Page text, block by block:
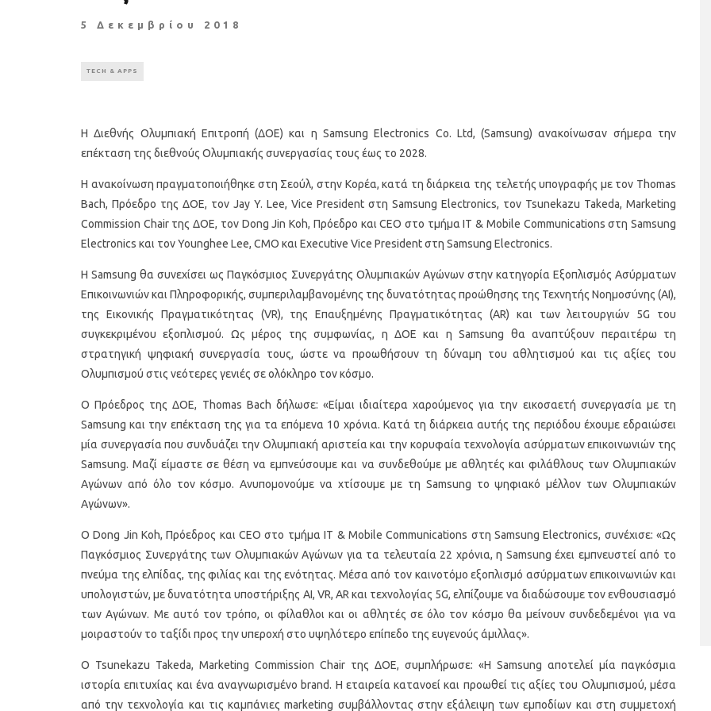
5 Δεκεμβρίου 2018
TECH & APPS
Η Διεθνής Ολυμπιακή Επιτροπή (ΔΟΕ) και η Samsung Electronics Co. Ltd, (Samsung) ανακοίνωσαν σήμερα την
επέκταση της διεθνούς Ολυμπιακής συνεργασίας τους έως το 2028.
Η ανακοίνωση πραγματοποιήθηκε στη Σεούλ, στην Κορέα, κατά τη διάρκεια της τελετής υπογραφής με τον Thomas
Bach, Πρόεδρο της ΔΟΕ, τον Jay Y. Lee, Vice President στη Samsung Electronics, τον Tsunekazu Takeda, Marketing
Commission Chair της ΔΟΕ, τον Dong Jin Koh, Πρόεδρο και CEO στο τμήμα IT & Mobile Communications στη Samsung
Electronics και τον Younghee Lee, CMO και Executive Vice President στη Samsung Electronics.
Η Samsung θα συνεχίσει ως Παγκόσμιος Συνεργάτης Ολυμπιακών Αγώνων στην κατηγορία Εξοπλισμός Ασύρματων
Επικοινωνιών και Πληροφορικής, συμπεριλαμβανομένης της δυνατότητας προώθησης της Τεχνητής Νοημοσύνης (AI),
της Εικονικής Πραγματικότητας (VR), της Επαυξημένης Πραγματικότητας (AR) και των λειτουργιών 5G του
συγκεκριμένου εξοπλισμού. Ως μέρος της συμφωνίας, η ΔΟΕ και η Samsung θα αναπτύξουν περαιτέρω τη
στρατηγική ψηφιακή συνεργασία τους, ώστε να προωθήσουν τη δύναμη του αθλητισμού και τις αξίες του
Ολυμπισμού στις νεότερες γενιές σε ολόκληρο τον κόσμο.
Ο Πρόεδρος της ΔΟΕ, Thomas Bach δήλωσε: «Είμαι ιδιαίτερα χαρούμενος για την εικοσαετή συνεργασία με τη
Samsung και την επέκταση της για τα επόμενα 10 χρόνια. Κατά τη διάρκεια αυτής της περιόδου έχουμε εδραιώσει
μία συνεργασία που συνδυάζει την Ολυμπιακή αριστεία και την κορυφαία τεχνολογία ασύρματων επικοινωνιών της
Samsung. Μαζί είμαστε σε θέση να εμπνεύσουμε και να συνδεθούμε με αθλητές και φιλάθλους των Ολυμπιακών
Αγώνων από όλο τον κόσμο. Ανυπομονούμε να χτίσουμε με τη Samsung το ψηφιακό μέλλον των Ολυμπιακών
Αγώνων».
Ο Dong Jin Koh, Πρόεδρος και CEO στο τμήμα IT & Mobile Communications στη Samsung Electronics, συνέχισε: «Ως
Παγκόσμιος Συνεργάτης των Ολυμπιακών Αγώνων για τα τελευταία 22 χρόνια, η Samsung έχει εμπνευστεί από το
πνεύμα της ελπίδας, της φιλίας και της ενότητας. Μέσα από τον καινοτόμο εξοπλισμό ασύρματων επικοινωνιών και
υπολογιστών, με δυνατότητα υποστήριξης AI, VR, AR και τεχνολογίας 5G, ελπίζουμε να διαδώσουμε τον ενθουσιασμό
των Αγώνων. Με αυτό τον τρόπο, οι φίλαθλοι και οι αθλητές σε όλο τον κόσμο θα μείνουν συνδεδεμένοι για να
μοιραστούν το ταξίδι προς την υπεροχή στο υψηλότερο επίπεδο της ευγενούς άμιλλας».
Ο Tsunekazu Takeda, Marketing Commission Chair της ΔΟΕ, συμπλήρωσε: «Η Samsung αποτελεί μία παγκόσμια
ιστορία επιτυχίας και ένα αναγνωρισμένο brand. Η εταιρεία κατανοεί και προωθεί τις αξίες του Ολυμπισμού, μέσα
από την τεχνολογία και τις καμπάνιες marketing συμβάλλοντας στην εξάλειψη των εμποδίων και στη συμμετοχή
Οι 4 πιο λαχταριστές βελουτέ
σούπες για τον χειμώνα
5 γρήγορα και υγιεινά σνακ Banana Coconut Popsicles